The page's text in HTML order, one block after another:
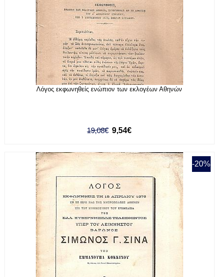
Λόγος εκφωνηθείς ενώπιον των εκλογέων Αθηνών
19,08€ 9,54€
-20%